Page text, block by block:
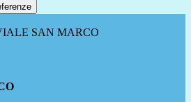
SAN MARCO